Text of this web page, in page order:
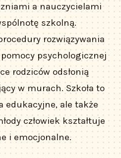
a nauczycielami
szkolną.
rozwiązywania
psychologicznej
rodziców odsłonią
w murach. Szkoła to
edukacyjne, ale także
człowiek kształtuje
i emocjonalne.